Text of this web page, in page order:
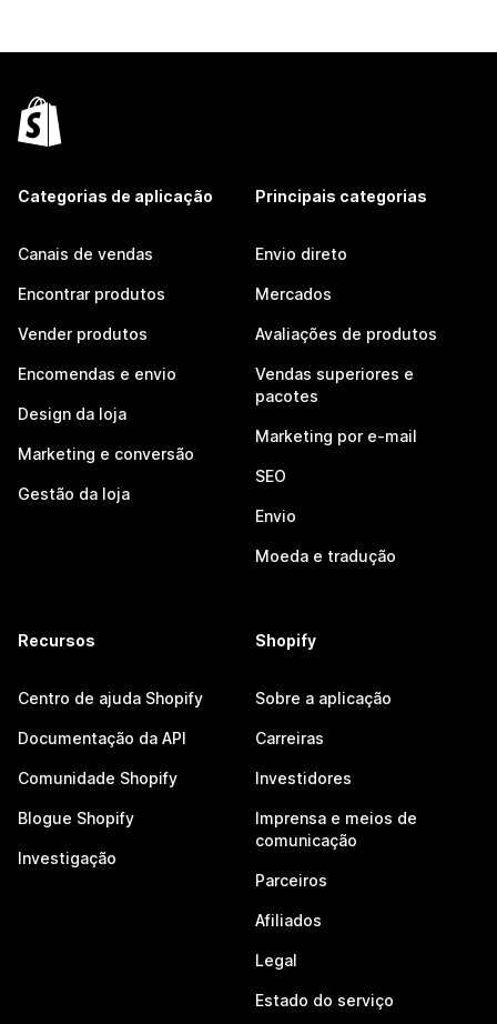
Categorias de aplicação
Canais de vendas
Encontrar produtos
Vender produtos
Encomendas e envio
Design da loja
Marketing e conversão
Gestão da loja
Principais categorias
Envio direto
Mercados
Avaliações de produtos
Vendas superiores e
pacotes
Marketing por e-mail
SEO
Envio
Moeda e tradução
Recursos
Centro de ajuda Shopify
Documentação da API
Comunidade Shopify
Blogue Shopify
Investigação
Shopify
Sobre a aplicação
Carreiras
Investidores
Imprensa e meios de
comunicação
Parceiros
Afiliados
Legal
Estado do serviço